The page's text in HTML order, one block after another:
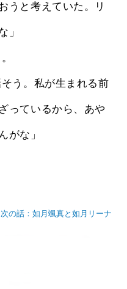
うと考えていた。リ
」
っているから、あや
がな」
次の話：如月颯真と如月リーナ